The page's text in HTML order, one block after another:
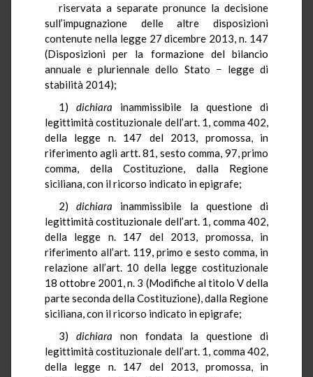
riservata a separate pronunce la decisione
sull’impugnazione delle altre disposizioni
contenute nella legge 27 dicembre 2013, n. 147
(Disposizioni per la formazione del bilancio
annuale e pluriennale dello Stato − legge di
stabilità 2014);
1)dichiara inammissibile la questione di
legittimità costituzionale dell’art. 1, comma 402,
della legge n. 147 del 2013, promossa, in
riferimento agli artt. 81, sesto comma, 97, primo
comma, della Costituzione, dalla Regione
siciliana, con il ricorso indicato in epigrafe;
2)dichiara inammissibile la questione di
legittimità costituzionale dell’art. 1, comma 402,
della legge n. 147 del 2013, promossa, in
riferimento all’art. 119, primo e sesto comma, in
relazione all’art. 10 della legge costituzionale
18 ottobre 2001, n. 3 (Modifiche al titolo V della
parte seconda della Costituzione), dalla Regione
siciliana, con il ricorso indicato in epigrafe;
3) dichiara non fondata la questione di
legittimità costituzionale dell’art. 1, comma 402,
della legge n. 147 del 2013, promossa, in